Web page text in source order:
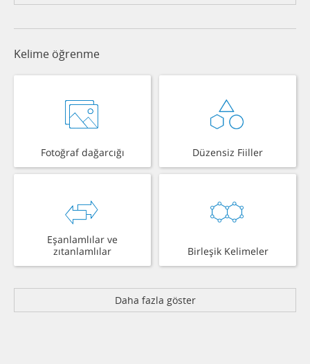
Kelime öğrenme
Fotoğraf dağarcığı Düzensiz Fiiller
Eşanlamlılar ve
zıtanlamlılar
Birleşik Kelimeler
Daha fazla göster